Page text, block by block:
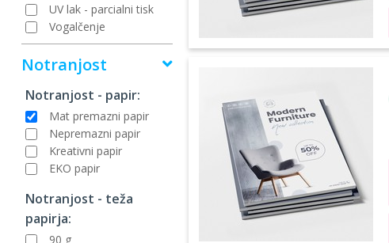
UV lak - parcialni tisk
Vogalčenje
Notranjost
Notranjost - papir:
Mat premazni papir
Nepremazni papir
Kreativni papir
EKO papir
Notranjost - teža
papirja:
90 g